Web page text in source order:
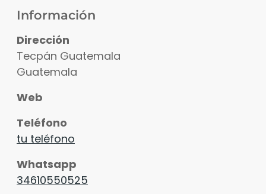
Información
Dirección
Tecpán Guatemala
Guatemala
Web
Teléfono
tu teléfono
Whatsapp
34610550525